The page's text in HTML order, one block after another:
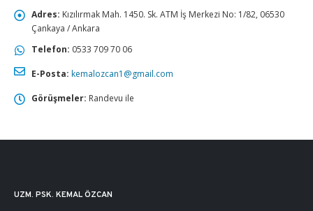
Adres: Kızılırmak Mah. 1450. Sk. ATM İş Merkezi No: 1/82, 06530
Çankaya / Ankara
Telefon: 0533 709 70 06
E-Posta: kemalozcan1@gmail.com
Görüşmeler: Randevu ile
UZM. PSK. KEMAL ÖZCAN